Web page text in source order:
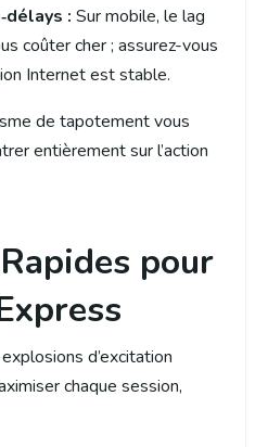
: Sur mobile, le lag
coûter cher ; assurez-vous
Internet est stable.
de tapotement vous
entièrement sur l’action
pour
d’excitation
chaque session,